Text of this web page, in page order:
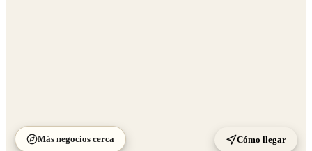
Más negocios cerca Cómo llegar